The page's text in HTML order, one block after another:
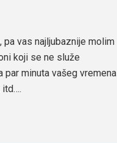
vas najljubaznije molim
koji se ne služe
minuta vašeg vremena
itd….